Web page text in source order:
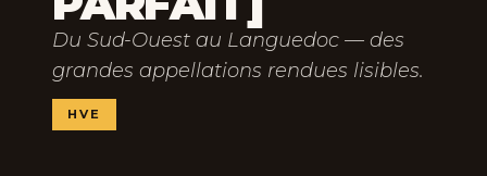
Du Sud-Ouest au Languedoc — des
grandes appellations rendues lisibles.
HVE